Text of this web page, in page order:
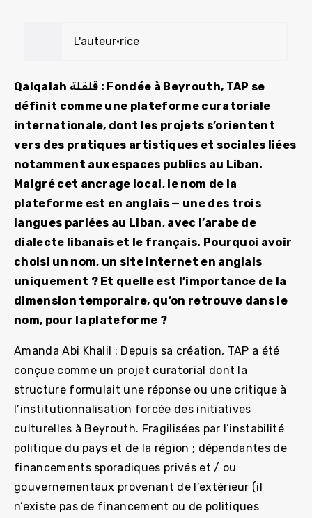
L'auteur•rice
Qalqalah قلقلة : Fondée à Beyrouth, TAP se
définit comme une plateforme curatoriale
internationale, dont les projets s’orientent
vers des pratiques artistiques et sociales liées
notamment aux espaces publics au Liban.
Malgré cet ancrage local, le nom de la
plateforme est en anglais — une des trois
langues parlées au Liban, avec l’arabe de
dialecte libanais et le français. Pourquoi avoir
choisi un nom, un site internet en anglais
uniquement ? Et quelle est l’importance de la
dimension temporaire, qu’on retrouve dans le
nom, pour la plateforme ?
Amanda Abi Khalil : Depuis sa création, TAP a été
conçue comme un projet curatorial dont la
structure formulait une réponse ou une critique à
l’institutionnalisation forcée des initiatives
culturelles à Beyrouth. Fragilisées par l’instabilité
politique du pays et de la région ; dépendantes de
financements sporadiques privés et / ou
gouvernementaux provenant de l’extérieur (il
n’existe pas de financement ou de politiques